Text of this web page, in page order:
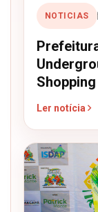
NOTICIAS
Shopping
Ler notícia